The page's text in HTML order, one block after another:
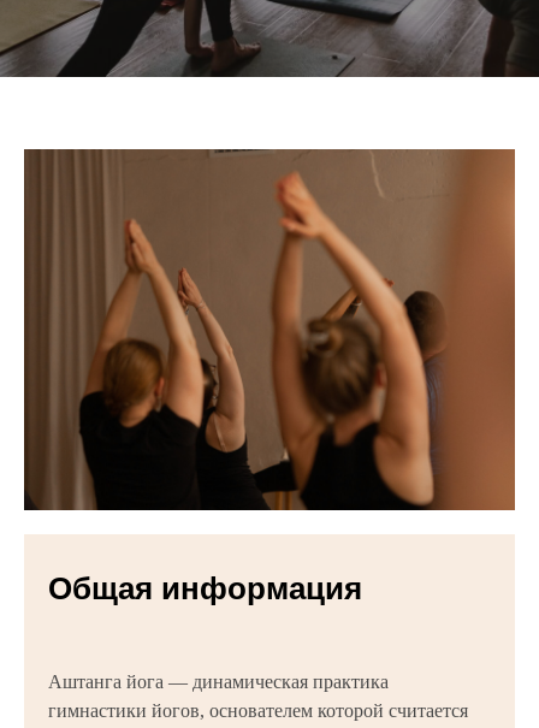
Общая информация
Аштанга йога — динамическая практика
гимнастики йогов, основателем которой считается